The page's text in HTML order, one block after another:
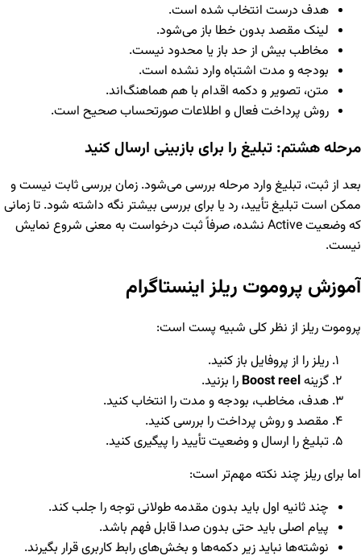
هدف درست انتخاب شده است.
لینک مقصد بدون خطا باز می‌شود.
مخاطب بیش از حد باز یا محدود نیست.
بودجه و مدت اشتباه وارد نشده است.
متن، تصویر و دکمه اقدام با هم هماهنگ‌اند.
روش پرداخت فعال و اطلاعات صورتحساب صحیح است.
مرحله هشتم: تبلیغ را برای بازبینی ارسال کنید
بعد از ثبت، تبلیغ وارد مرحله بررسی می‌شود. زمان بررسی ثابت نیست و
ممکن است تبلیغ تأیید، رد یا برای بررسی بیشتر نگه داشته شود. تا زمانی
که وضعیت Active نشده، صرفاً ثبت درخواست به معنی شروع نمایش
نیست.
آموزش پروموت ریلز اینستاگرام
پروموت ریلز از نظر کلی شبیه پست است:
ریلز را از پروفایل باز کنید.
گزینهBoost reel را بزنید.
هدف، مخاطب، بودجه و مدت را انتخاب کنید.
مقصد و روش پرداخت را بررسی کنید.
تبلیغ را ارسال و وضعیت تأیید را پیگیری کنید.
اما برای ریلز چند نکته مهم‌تر است:
چند ثانیه اول باید بدون مقدمه طولانی توجه را جلب کند.
پیام اصلی باید حتی بدون صدا قابل فهم باشد.
نوشته‌ها نباید زیر دکمه‌ها و بخش‌های رابط کاربری قرار بگیرند.